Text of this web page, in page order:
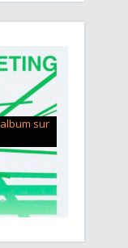
sur